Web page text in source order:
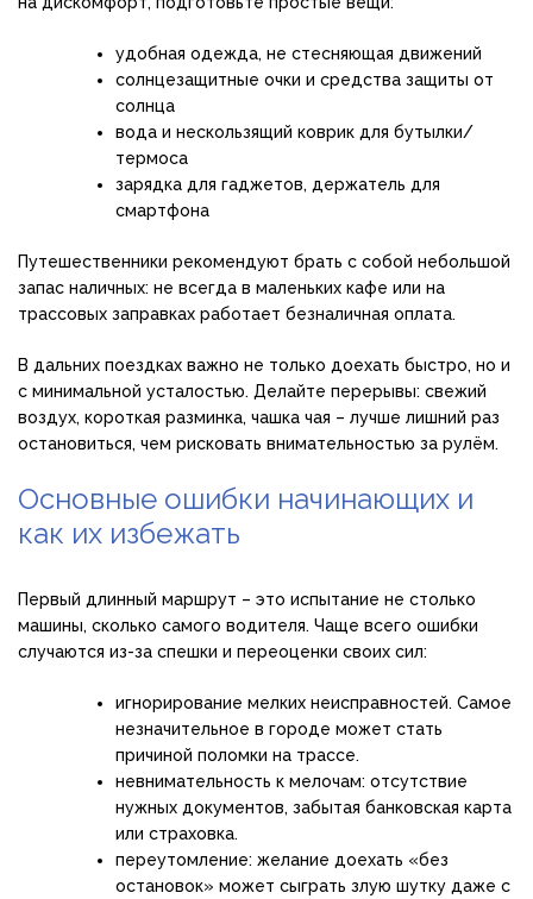
удобная одежда, не стесняющая движений
солнцезащитные очки и средства защиты от
солнца
вода и нескользящий коврик для бутылки/
термоса
зарядка для гаджетов, держатель для
смартфона
Путешественники рекомендуют брать с собой небольшой
запас наличных: не всегда в маленьких кафе или на
трассовых заправках работает безналичная оплата.
В дальних поездках важно не только доехать быстро, но и
с минимальной усталостью. Делайте перерывы: свежий
воздух, короткая разминка, чашка чая – лучше лишний раз
остановиться, чем рисковать внимательностью за рулём.
Основные ошибки начинающих и
как их избежать
Первый длинный маршрут – это испытание не столько
машины, сколько самого водителя. Чаще всего ошибки
случаются из-за спешки и переоценки своих сил:
игнорирование мелких неисправностей. Самое
незначительное в городе может стать
причиной поломки на трассе.
невнимательность к мелочам: отсутствие
нужных документов, забытая банковская карта
или страховка.
переутомление: желание доехать «без
остановок» может сыграть злую шутку даже с